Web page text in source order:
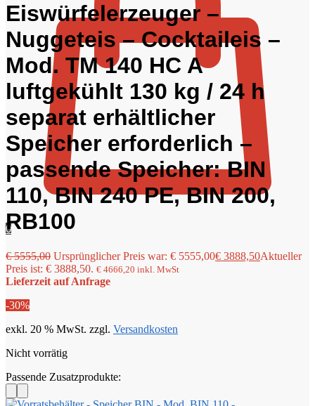
0
Eiswürfelerzeuger –
Nuggeteis – Cocktaileis –
Mod. TM 140 HC A
luftgekühlt 130 kg / 24 h
separat erhältlicher
Speicher erforderlich –
passende Speicher: BIN
110, BIN 240 PE, BIN 200,
RB100
€5555,00 Ursprünglicher Preis war: € 5555,00€ 3888,50Aktueller
Preis ist: € 3888,50. € 4666,20 inkl. MwSt
Lieferzeit auf Anfrage
-30%
exkl. 20 % MwSt. zzgl. Versandkosten
Nicht vorrätig
Passende Zusatzprodukte: